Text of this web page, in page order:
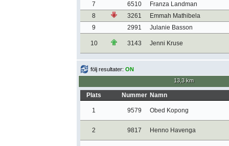
7
6510
Franza Landman
8
3261
Emmah Mathibela
9
2991 Julanie Basson
10 3143 Jenni Kruse
följ resultater: ON
13,3 km
Plats Nummer Namn
1 9579 Obed Kopong
2 9817 Henno Havenga